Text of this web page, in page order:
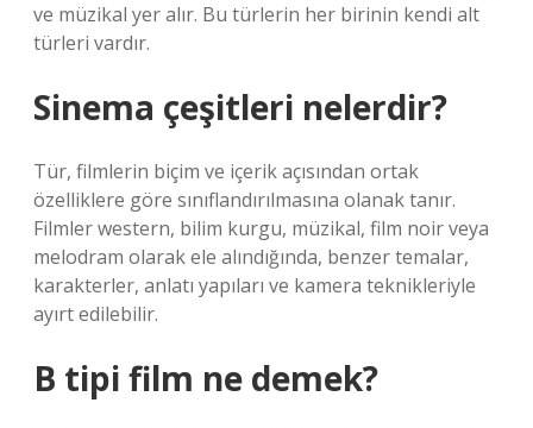
ve müzikal yer alır. Bu türlerin her birinin kendi alt
türleri vardır.
Sinema çeşitleri nelerdir?
Tür, filmlerin biçim ve içerik açısından ortak
özelliklere göre sınıflandırılmasına olanak tanır.
Filmler western, bilim kurgu, müzikal, film noir veya
melodram olarak ele alındığında, benzer temalar,
karakterler, anlatı yapıları ve kamera teknikleriyle
ayırt edilebilir.
B tipi film ne demek?